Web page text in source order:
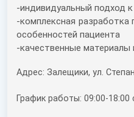
-индивидуальный подход
-комплексная разработка
особенностей пациента
-качественные материалы
Адрес: Залещики, ул.
График работы: 09:00-